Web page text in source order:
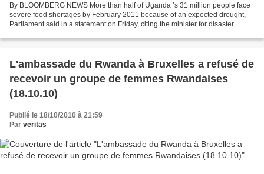
By BLOOMBERG NEWS More than half of Uganda ’s 31 million people face
severe food shortages by February 2011 because of an expected drought,
Parliament said in a statement on Friday, citing the minister for disaster
L'ambassade du Rwanda à Bruxelles a refusé de
recevoir un groupe de femmes Rwandaises
(18.10.10)
Publié le 18/10/2010 à 21:59
Par veritas